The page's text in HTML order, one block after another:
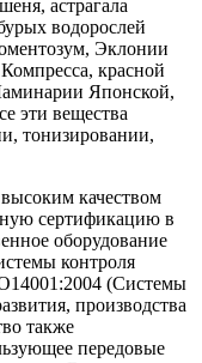
астрагала
водорослей
Эклонии
красной
Японской,
эти вещества
тонизировании,
качеством
сертификацию в
оборудование
контроля
(Системы
производства
также
передовые